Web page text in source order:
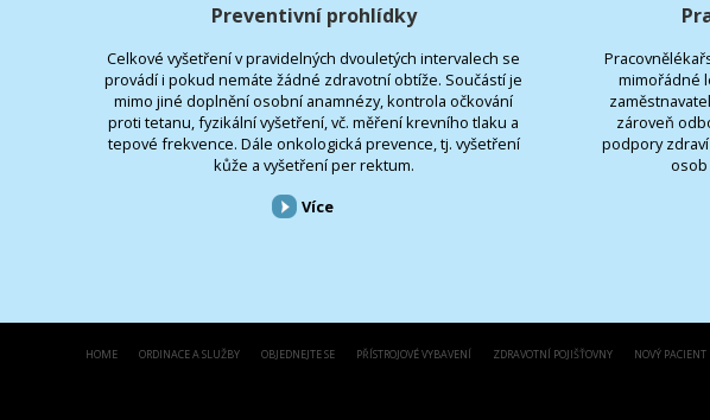
Preventivní prohlídky
Celkové vyšetření v pravidelných dvouletých intervalech se
provádí i pokud nemáte žádné zdravotní obtíže. Součástí je
mimo jiné doplnění osobní anamnézy, kontrola očkování
proti tetanu, fyzikální vyšetření, vč. měření krevního tlaku a
tepové frekvence. Dále onkologická prevence, tj. vyšetření
kůže a vyšetření per rektum.
Více
mimořádné
zároveň
podpory
osob
HOME ORDINACE A SLUŽBY OBJEDNEJTE SE PŘÍSTROJOVÉ VYBAVENÍ ZDRAVOTNÍ POJIŠŤOVNY NOVÝ PACIENT